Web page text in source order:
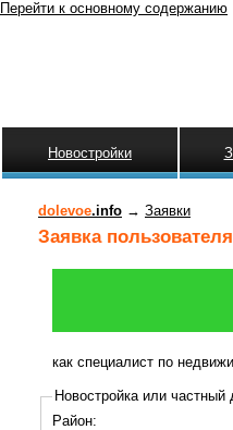
Перейти к основному содержанию
Новостройки
dolevoe.info → Заявки
Заявка
как специалист по
Новостройка или частный
Район: